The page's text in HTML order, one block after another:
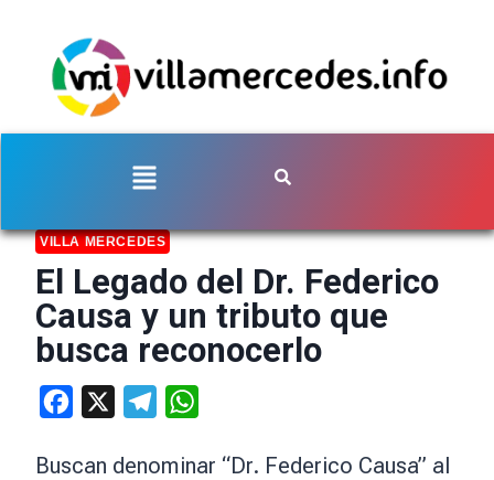
VILLA MERCEDES
El Legado del Dr. Federico
Causa y un tributo que
busca reconocerlo
Facebook Telegram
Buscan denominar “Dr. Federico Causa” al